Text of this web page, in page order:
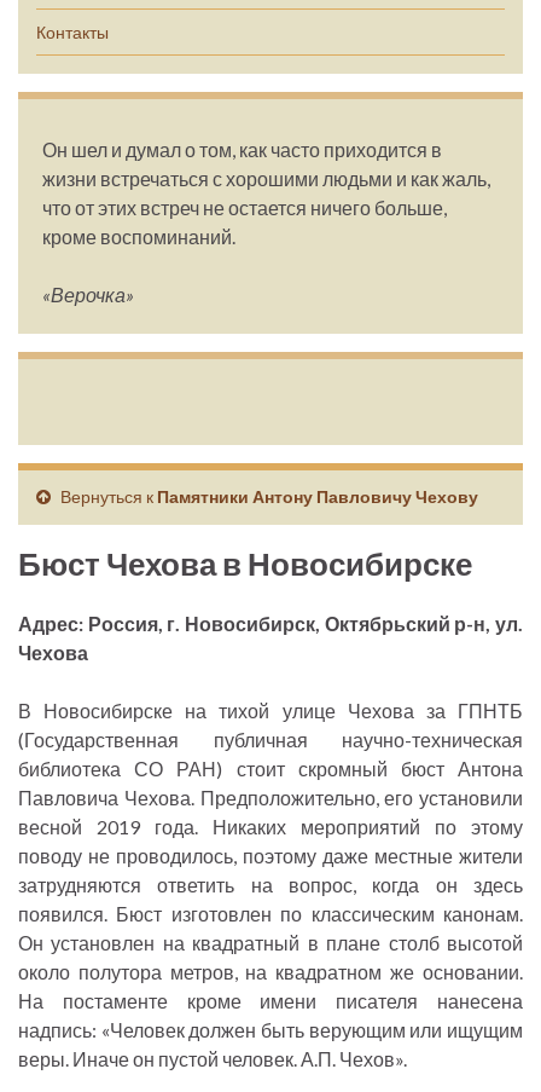
Контакты
Он шел и думал о том, как часто приходится в
жизни встречаться с хорошими людьми и как жаль,
что от этих встреч не остается ничего больше,
кроме воспоминаний.
«Верочка»
Вернуться к Памятники Антону Павловичу Чехову
Бюст Чехова в Новосибирске
Адрес: Россия, г. Новосибирск, Октябрьский р-н, ул.
Чехова
В Новосибирске на тихой улице Чехова за ГПНТБ
(Государственная публичная научно-техническая
библиотека СО РАН) стоит скромный бюст Антона
Павловича Чехова. Предположительно, его установили
весной 2019 года. Никаких мероприятий по этому
поводу не проводилось, поэтому даже местные жители
затрудняются ответить на вопрос, когда он здесь
появился. Бюст изготовлен по классическим канонам.
Он установлен на квадратный в плане столб высотой
около полутора метров, на квадратном же основании.
На постаменте кроме имени писателя нанесена
надпись: «Человек должен быть верующим или ищущим
веры. Иначе он пустой человек. А.П. Чехов».